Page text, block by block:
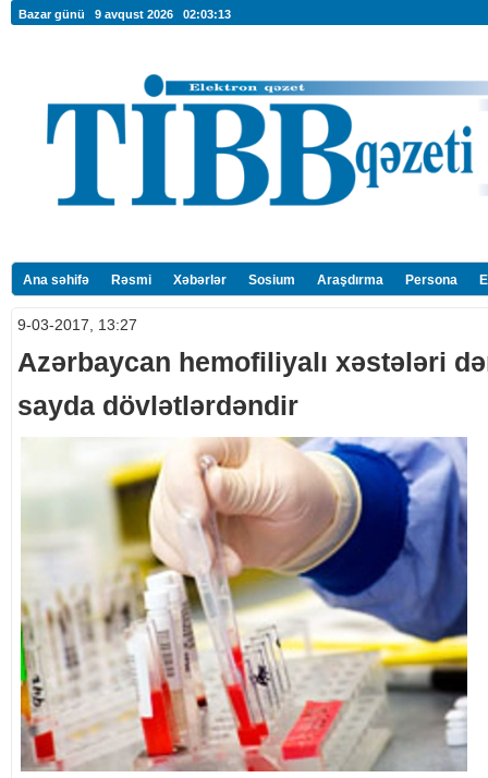
Bazar günü 9 avqust 2026 02:03:14
Ana səhifə Rəsmi Xəbərlər Sosium Araşdırma Persona
9-03-2017, 13:27
Azərbaycan hemofiliyalı xəstələri
sayda dövlətlərdəndir